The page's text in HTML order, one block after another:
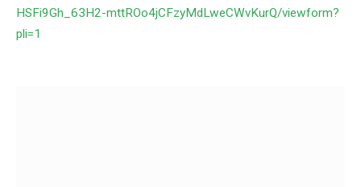
HSFi9Gh_63H2-mttROo4jCFzyMdLweCWvKurQ/viewform?
pli=1